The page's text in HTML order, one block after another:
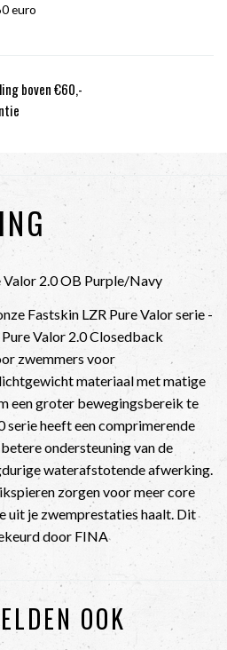
euro
boven €60,-
Valor 2.0 OB Purple/Navy
Fastskin LZR Pure Valor serie -
Valor 2.0 Closedback
zwemmers voor
materiaal met matige
een groter bewegingsbereik te
serie heeft een comprimerende
ondersteuning van de
waterafstotende afwerking.
zorgen voor meer core
uit je zwemprestaties haalt. Dit
door FINA
OOK